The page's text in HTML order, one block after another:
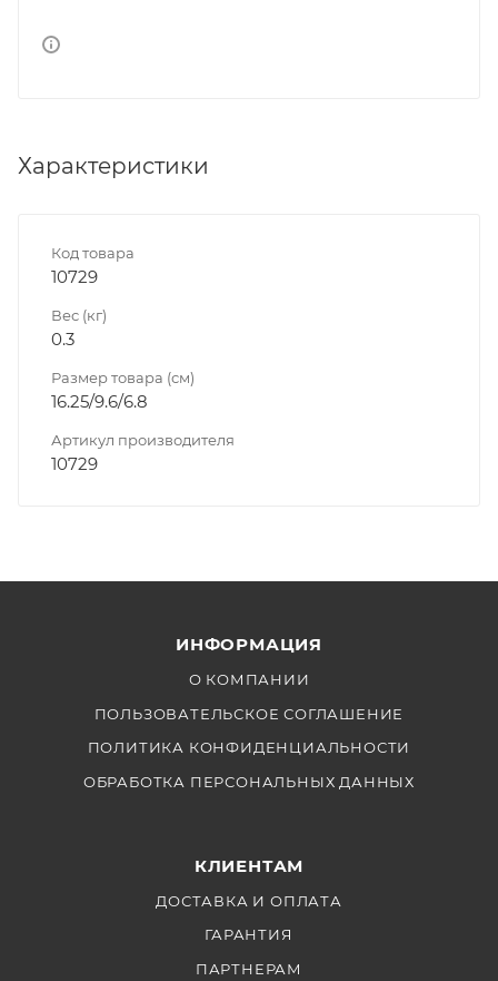
Характеристики
Код товара
10729
Вес (кг)
0.3
Размер товара (см)
16.25/9.6/6.8
Артикул производителя
10729
ИНФОРМАЦИЯ
О КОМПАНИИ
ПОЛЬЗОВАТЕЛЬСКОЕ СОГЛАШЕНИЕ
ПОЛИТИКА КОНФИДЕНЦИАЛЬНОСТИ
ОБРАБОТКА ПЕРСОНАЛЬНЫХ ДАННЫХ
КЛИЕНТАМ
ДОСТАВКА И ОПЛАТА
ГАРАНТИЯ
ПАРТНЕРАМ